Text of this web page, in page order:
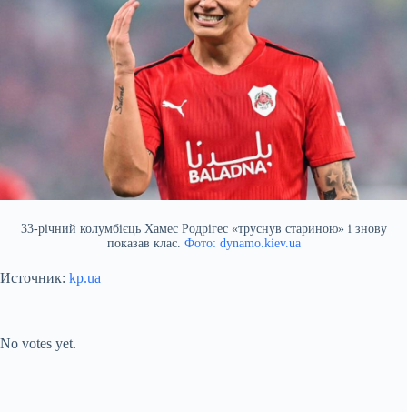
33-річний колумбієць Хамес Родрігес «труснув стариною» і знову
показав клас. Фото: dynamo.kiev.ua
Источник: kp.ua
No votes yet.